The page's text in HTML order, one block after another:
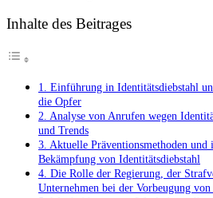
Inhalte des Beitrages
1. ⁣Einführung in Identitätsdiebstahl
die⁢ Opfer
2. Analyse von Anrufen wegen
‍und Trends
3. Aktuelle Präventionsmethoden⁣
⁣Bekämpfung von Identitätsdiebstahl
4. Die Rolle ⁤der Regierung, der
Unternehmen bei⁣ der‌ Vorbeugung